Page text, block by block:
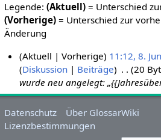
Legende: (Aktuell)= Unterschied
(Vorherige)= Unterschied zur
Änderung
J
u
n
Aktuell Vorherige 11:12, 8.
Diskussion
Beiträge 20
wurde neu angelegt:
Datenschutz
Über GlossarWiki
Lizenzbestimmungen